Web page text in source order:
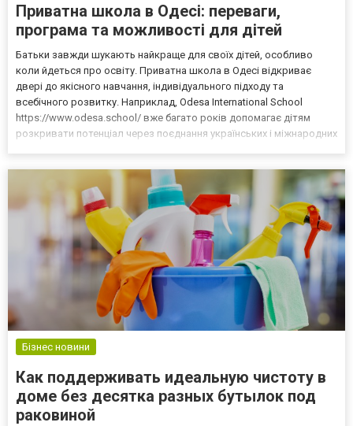
Приватна школа в Одесі: переваги,
програма та можливості для дітей
Батьки завжди шукають найкраще для своїх дітей, особливо
коли йдеться про освіту. Приватна школа в Одесі відкриває
двері до якісного навчання, індивідуального підходу та
всебічного розвитку. Наприклад, Odesa International School
https://www.odesa.school/ вже багато років допомагає дітям
розкривати потенціал через поєднання українських і міжнародних
Бізнес новини
Как поддерживать идеальную чистоту в
доме без десятка разных бутылок под
раковиной